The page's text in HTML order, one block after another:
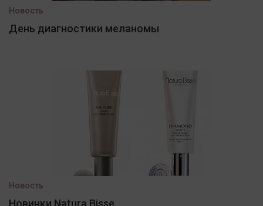
Новость
День диагностики меланомы
Новость